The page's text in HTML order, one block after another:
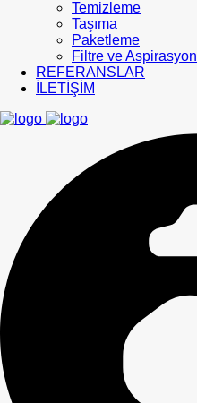
Temizleme
Taşıma
Paketleme
Filtre ve Aspirasyon
REFERANSLAR
İLETİŞİM